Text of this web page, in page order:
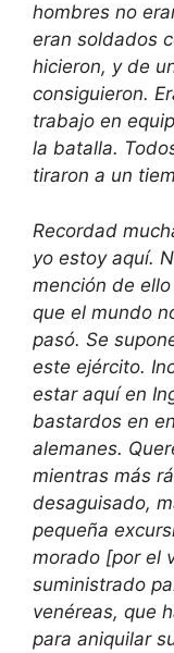
hombres no
eran soldados
hicieron, y de
consiguieron.
trabajo en
la batalla.
tiraron a un
Recordad
yo estoy aquí.
mención de
que el mundo
pasó. Se
este ejército.
estar aquí en
bastardos en
alemanes.
mientras más
desaguisado,
pequeña
morado [por el
suministrado
venéreas, que
para aniquilar